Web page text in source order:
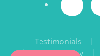
Testimonials
Privacy Policy